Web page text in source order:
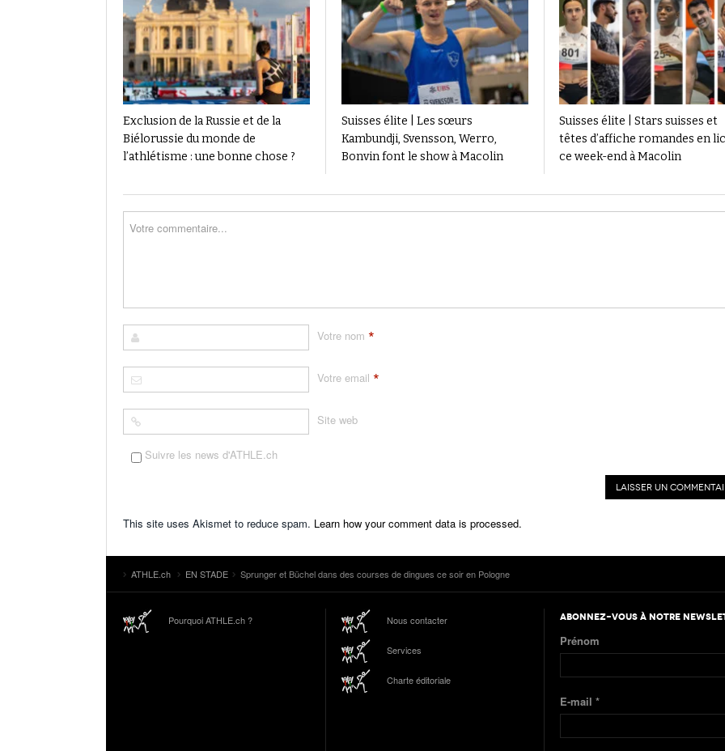
Exclusion de la Russie et de la
Biélorussie du monde de
l’athlétisme : une bonne chose ?
Suisses élite | Les sœurs
Kambundji, Svensson, Werro,
Bonvin font le show à Macolin
Suisses élite | Stars suisses et
têtes d’affiche romandes en
ce week-end à Macolin
Votre nom *
Votre email *
Site web
Suivre les news d'ATHLE.ch
This site uses Akismet to reduce spam. Learn how your comment data is processed.
ATHLE.ch EN STADE Sprunger et Büchel dans des courses de dingues ce soir en Pologne
Pourquoi ATHLE.ch ? Nous contacter
Services
Charte éditoriale
ABONNEZ-VOUS À NOTRE
Prénom
E-mail *